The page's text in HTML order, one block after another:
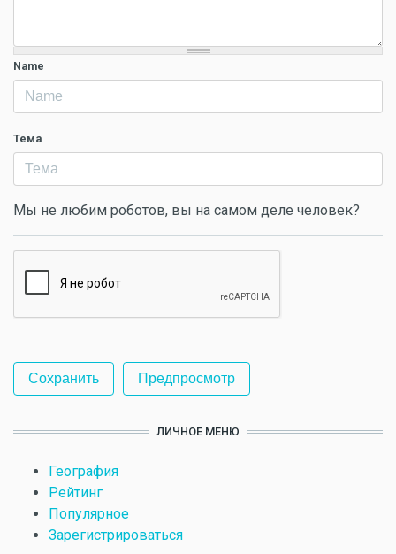
Name
Тема
Мы не любим роботов, вы на самом деле человек?
ЛИЧНОЕ МЕНЮ
География
Рейтинг
Популярное
Зарегистрироваться